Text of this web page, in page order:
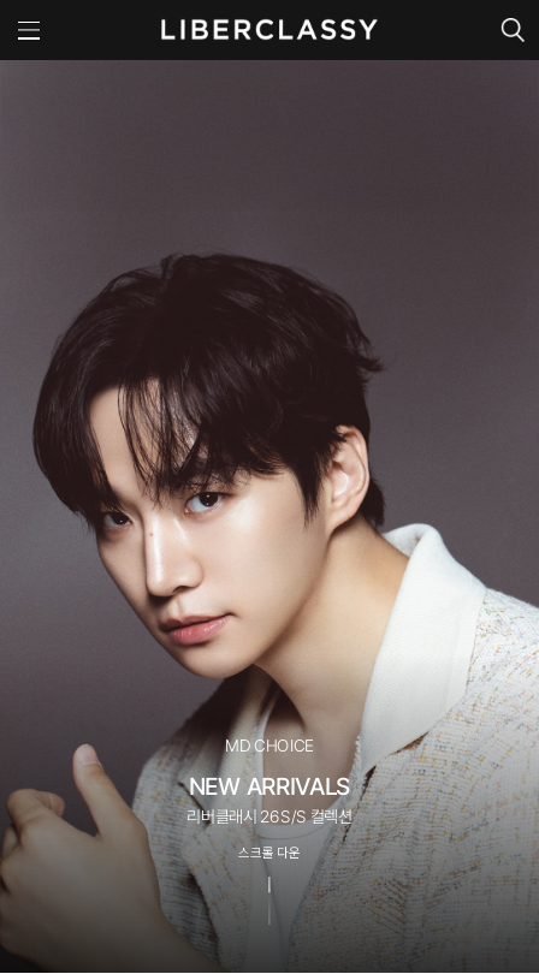
MD CHOICE
NEW ARRIVALS
리버클래시 26S/S 컬렉션
스크롤 다운